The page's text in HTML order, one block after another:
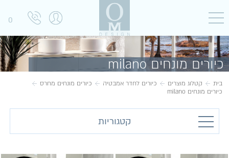
0
כיורים מונחים milano
בית קטלוג מוצרים כיורים לחדר אמבטיה
כיורים מונחים מחרס
כיורים מונחים milano
קטגוריות